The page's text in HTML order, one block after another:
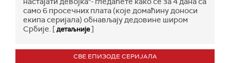
само 6 просечних плата (које домаћину доноси
екипа серијала) обнављају дедовине широм
Србије. [детаљније]
СВЕ ЕПИЗОДЕ СЕРИЈАЛА